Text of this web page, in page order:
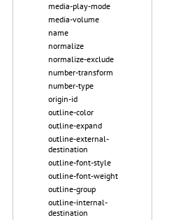
media-play-mode
media-volume
name
normalize
normalize-exclude
number-transform
number-type
origin-id
outline-color
outline-expand
outline-external-
destination
outline-font-style
outline-font-weight
outline-group
outline-internal-
destination